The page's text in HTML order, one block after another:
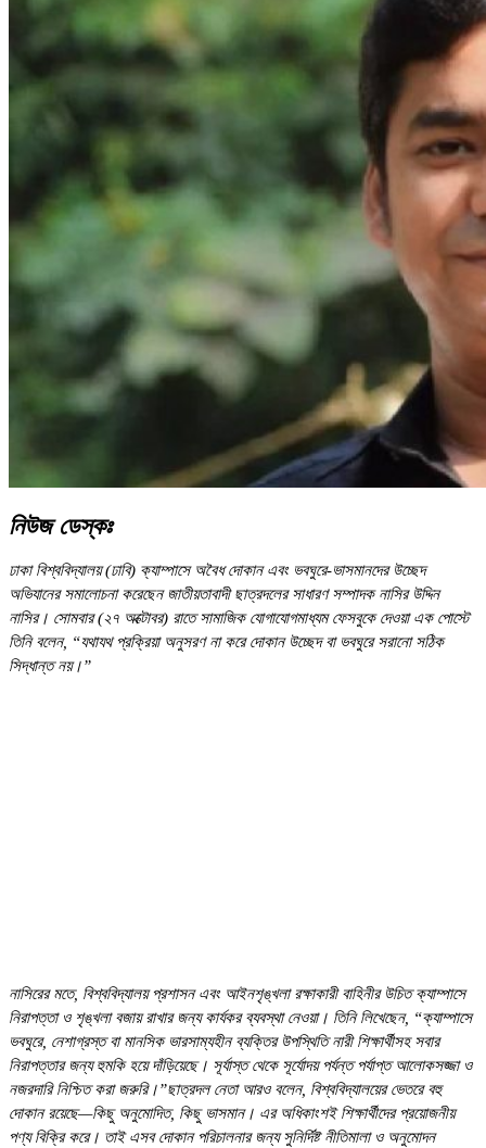
নিউজ ডেস্কঃ
ঢাকা বিশ্ববিদ্যালয় (ঢাবি) ক্যাম্পাসে অবৈধ দোকান এবং ভবঘুরে-ভাসমানদের উচ্ছেদ
অভিযানের সমালোচনা করেছেন জাতীয়তাবাদী ছাত্রদলের সাধারণ সম্পাদক নাসির উদ্দিন
নাসির। সোমবার (২৭ অক্টোবর) রাতে সামাজিক যোগাযোগমাধ্যম ফেসবুকে দেওয়া এক পোস্টে
তিনি বলেন, “যথাযথ প্রক্রিয়া অনুসরণ না করে দোকান উচ্ছেদ বা ভবঘুরে সরানো সঠিক
সিদ্ধান্ত নয়।”
নাসিরের মতে, বিশ্ববিদ্যালয় প্রশাসন এবং আইনশৃঙ্খলা রক্ষাকারী বাহিনীর উচিত ক্যাম্পাসে
নিরাপত্তা ও শৃঙ্খলা বজায় রাখার জন্য কার্যকর ব্যবস্থা নেওয়া। তিনি লিখেছেন, “ক্যাম্পাসে
ভবঘুরে, নেশাগ্রস্ত বা মানসিক ভারসাম্যহীন ব্যক্তির উপস্থিতি নারী শিক্ষার্থীসহ সবার
নিরাপত্তার জন্য হুমকি হয়ে দাঁড়িয়েছে। সূর্যাস্ত থেকে সূর্যোদয় পর্যন্ত পর্যাপ্ত আলোকসজ্জা ও
নজরদারি নিশ্চিত করা জরুরি।”ছাত্রদল নেতা আরও বলেন, বিশ্ববিদ্যালয়ের ভেতরে বহু
দোকান রয়েছে—কিছু অনুমোদিত, কিছু ভাসমান। এর অধিকাংশই শিক্ষার্থীদের প্রয়োজনীয়
পণ্য বিক্রি করে। তাই এসব দোকান পরিচালনার জন্য সুনির্দিষ্ট নীতিমালা ও অনুমোদন